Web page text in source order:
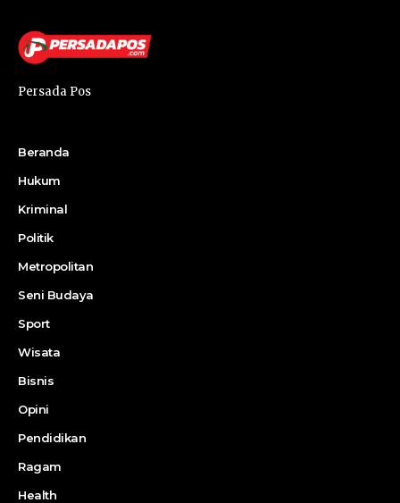
Persada Pos
Beranda
Hukum
Kriminal
Politik
Metropolitan
Seni Budaya
Sport
Wisata
Bisnis
Opini
Pendidikan
Ragam
Health